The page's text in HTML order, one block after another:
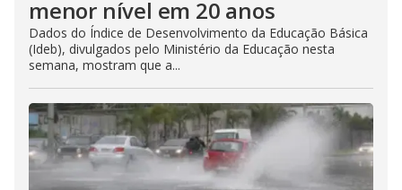
menor nível em 20 anos
Dados do Índice de Desenvolvimento da Educação Básica
(Ideb), divulgados pelo Ministério da Educação nesta
semana, mostram que a...